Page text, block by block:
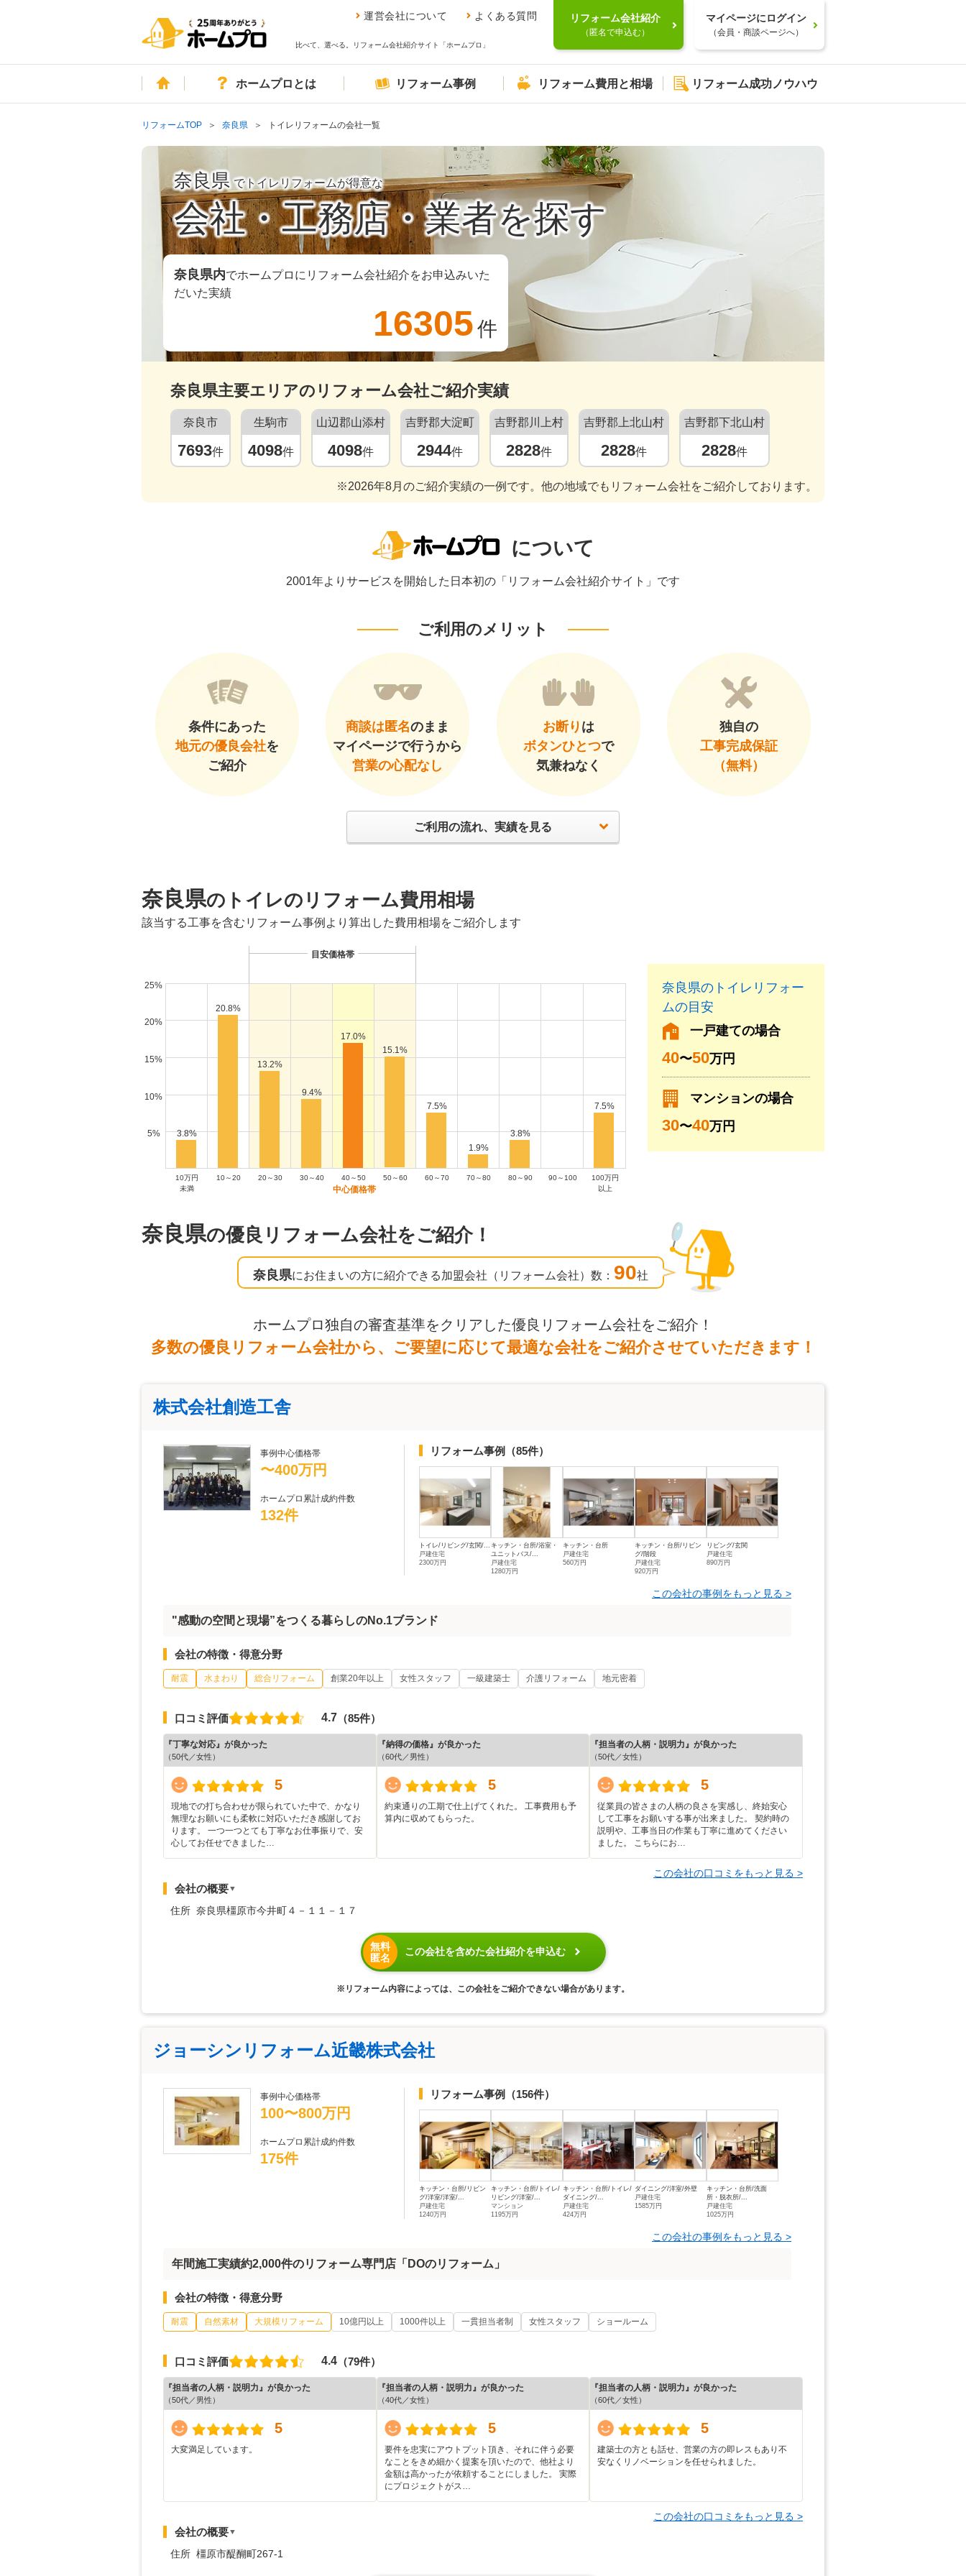
運営会社について よくある質問
比べて、選べる。リフォーム会社紹介サイト「ホームプロ」
リフォーム会社紹介
（匿名で申込む）
マイページにログイン
（会員・商談ページへ）
ホームホームプロとは リフォーム事例 リフォーム費用と相場 リフォーム成功ノウハウ
リフォームTOP 奈良県 トイレリフォームの会社一覧
奈良県 でトイレリフォームが得意な
会社・工務店・業者を探す
奈良県内でホームプロにリフォーム会社紹介をお申込みいた
だいた実績
16305件
奈良県主要エリアのリフォーム会社ご紹介実績
奈良市
7693件
生駒市
4098件
山辺郡山添村
4098件
吉野郡大淀町
2944件
吉野郡川上村
2828件
吉野郡上北山村
2828件
吉野郡下北山村
2828件
※2026年8月のご紹介実績の一例です。他の地域でもリフォーム会社をご紹介しております。
について
2001年よりサービスを開始した日本初の「リフォーム会社紹介サイト」です
ご利用のメリット
条件にあった
地元の優良会社を
ご紹介
商談は匿名のまま
マイページで行うから
営業の心配なし
お断り は
ボタンひとつで
気兼ねなく
独自の
工事完成保証
（無料）
ご利用の流れ、実績を見る
奈良県のトイレのリフォーム費用相場
該当する工事を含むリフォーム事例より算出した費用相場をご紹介します
目安価格帯
25%
20%
15%
10%
5% 3.8%
20.8%
13.2%
9.4%
17.0%
15.1%
7.5%
1.9%
3.8%
7.5%
10万円
未満
10～20 20～30 30～40 40～50 50～60 60～70 70～80 80～90 90～100
100万円
以上
奈良県のトイレリフォー
ムの目安
一戸建ての場合
40〜50万円
マンションの場合
30〜40万円
奈良県の優良リフォーム会社をご紹介！
奈良県にお住まいの方に紹介できる加盟会社（リフォーム会社）数： 90社
ホームプロ独自の審査基準をクリアした優良リフォーム会社をご紹介！
多数の優良リフォーム会社から、ご要望に応じて最適な会社をご紹介させていただきます！
株式会社創造工舎
事例中心価格帯
〜400万円
ホームプロ累計成約件数
132件
リフォーム事例 （85件）
トイレ/リビング/玄関/...
戸建住宅
2300万円
キッチン・台所/浴室・
ユニットバス/...
戸建住宅
1280万円
キッチン・台所
戸建住宅
560万円
キッチン・台所/リビン
グ/階段
戸建住宅
920万円
リビング/玄関
戸建住宅
890万円
この会社の事例をもっと見る >
"感動の空間と現場”をつくる暮らしのNo.1ブランド
会社の特徴・得意分野
耐震 水まわり 総合リフォーム 創業20年以上 女性スタッフ 一級建築士 介護リフォーム 地元密着
口コミ評価 4.7 （85件）
『丁寧な対応』が良かった
（50代／女性）
5
現地での打ち合わせが限られていた中で、かなり
無理なお願いにも柔軟に対応いただき感謝してお
ります。 一つ一つとても丁寧なお仕事振りで、安
心してお任せできました…
『納得の価格』が良かった
（60代／男性）
5
約束通りの工期で仕上げてくれた。 工事費用も予
算内に収めてもらった。
『担当者の人柄・説明力』が良かった
（50代／女性）
5
従業員の皆さまの人柄の良さを実感し、終始安心
して工事をお願いする事が出来ました。 契約時の
説明や、工事当日の作業も丁寧に進めてください
ました。 こちらにお…
この会社の口コミをもっと見る >
会社の概要▼
住所 奈良県橿原市今井町４－１１－１７
無料
匿名
この会社を含めた会社紹介を申込む
※リフォーム内容によっては、この会社をご紹介できない場合があります。
ジョーシンリフォーム近畿株式会社
事例中心価格帯
100〜800万円
ホームプロ累計成約件数
175件
リフォーム事例 （156件）
キッチン・台所/リビン
グ/洋室/洋室/...
戸建住宅
1240万円
キッチン・台所/トイレ/
リビング/洋室/...
マンション
1195万円
キッチン・台所/トイレ/
ダイニング/...
戸建住宅
424万円
ダイニング/洋室/外壁
戸建住宅
1585万円
キッチン・台所/洗面
所・脱衣所/...
戸建住宅
1025万円
この会社の事例をもっと見る >
年間施工実績約2,000件のリフォーム専門店「DOのリフォーム」
会社の特徴・得意分野
耐震 自然素材 大規模リフォーム 10億円以上 1000件以上 一貫担当者制 女性スタッフ ショールーム
口コミ評価 4.4 （79件）
『担当者の人柄・説明力』が良かった
（50代／男性）
5
大変満足しています。
『担当者の人柄・説明力』が良かった
（40代／女性）
5
要件を忠実にアウトプット頂き、それに伴う必要
なことをきめ細かく提案を頂いたので、他社より
金額は高かったが依頼することにしました。 実際
にプロジェクトがス…
『担当者の人柄・説明力』が良かった
（60代／女性）
5
建築士の方とも話せ、営業の方の即レスもあり不
安なくリノベーションを任せられました。
この会社の口コミをもっと見る >
会社の概要▼
住所 橿原市醍醐町267-1